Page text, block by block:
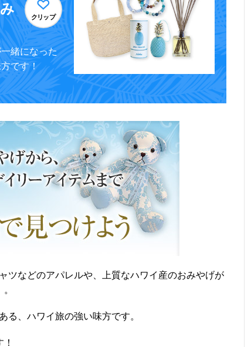
クリップ
緒になった
です！
ツなどのアパレルや、 上質なハワイ産のおみやげが
る、ハワイ旅の強い味方です。